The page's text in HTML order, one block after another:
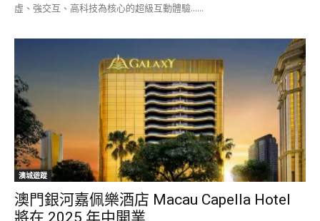
虛、強交互、高科技為核心的超級互動體驗......
澳城遊蹤
澳門銀河嘉佩樂酒店 Macau Capella Hotel